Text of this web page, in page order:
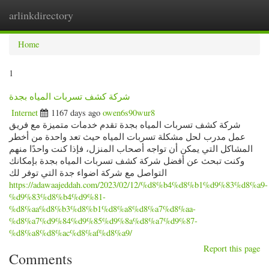
arlinkdirectory
Home
1
شركة كشف تسربات المياه بجدة
Internet 1167 days ago owen6s90wur8
شركة كشف تسربات المياه بجدة تقدم خدمات متميزة مع فريق
عمل مدرب لحل مشكلة تسربات المياه حيث تعد واحدة من أخطر
المشاكل التي يمكن أن تواجه أصحاب المنزل، فإذا كنت واحدًا منهم
وكنت تبحث عن أفضل شركة كشف تسربات المياه بجدة بإمكانك
التواصل مع شركة اضواء جدة التي توفر لك
https://adawaajeddah.com/2023/02/12/%d8%b4%d8%b1%d9%83%d8%a9-
%d9%83%d8%b4%d9%81-
%d8%aa%d8%b3%d8%b1%d8%a8%d8%a7%d8%aa-
%d8%a7%d9%84%d9%85%d9%8a%d8%a7%d9%87-
%d8%a8%d8%ac%d8%af%d8%a9/
Report this page
Comments